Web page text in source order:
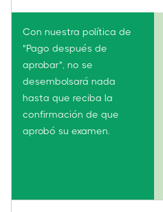
Con nuestra política de
"Pago después de
aprobar", no se
desembolsará nada
hasta que reciba la
confirmación de que
aprobó su examen.